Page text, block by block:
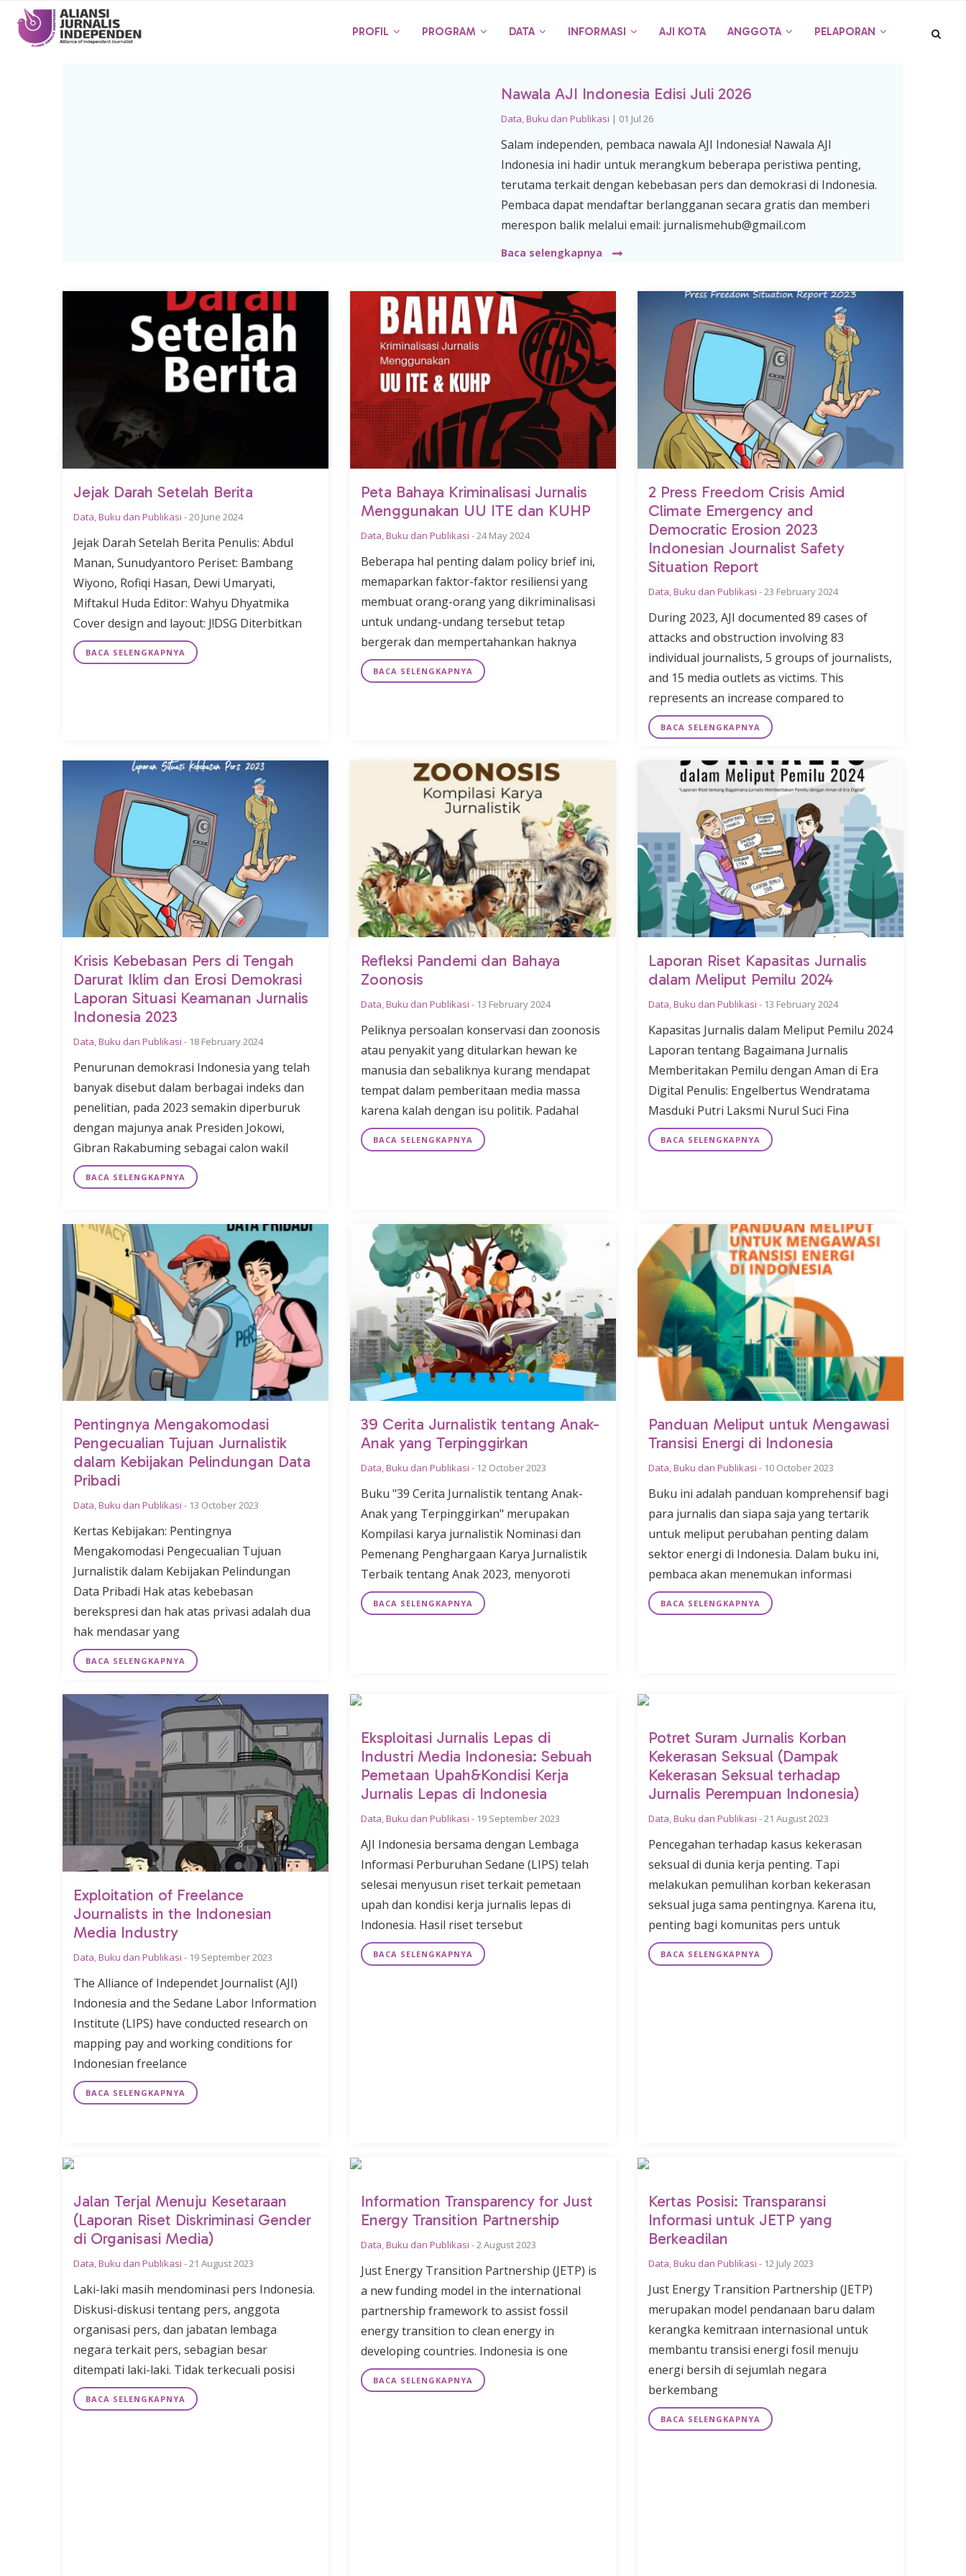
PROFIL PROGRAM DATA INFORMASI AJI KOTA ANGGOTA PELAPORAN
Nawala AJI Indonesia Edisi Juli 2026
Data,Buku dan Publikasi | 01 Jul 26
Salam independen, pembaca nawala AJI Indonesia! Nawala AJI
Indonesia ini hadir untuk merangkum beberapa peristiwa penting,
terutama terkait dengan kebebasan pers dan demokrasi di Indonesia.
Pembaca dapat mendaftar berlangganan secara gratis dan memberi
merespon balik melalui email: jurnalismehub@gmail.com
Baca selengkapnya
Jejak Darah Setelah Berita
Data,Buku dan Publikasi -20 June 2024
Jejak Darah Setelah Berita Penulis: Abdul
Manan, Sunudyantoro Periset: Bambang
Wiyono, Rofiqi Hasan, Dewi Umaryati,
Miftakul Huda Editor: Wahyu Dhyatmika
Cover design and layout: J!DSG Diterbitkan
BACA SELENGKAPNYA
Peta Bahaya Kriminalisasi Jurnalis
Menggunakan UU ITE dan KUHP
Data,Buku dan Publikasi -24 May 2024
Beberapa hal penting dalam policy brief ini,
memaparkan faktor-faktor resiliensi yang
membuat orang-orang yang dikriminalisasi
untuk undang-undang tersebut tetap
bergerak dan mempertahankan haknya
BACA SELENGKAPNYA
2 Press Freedom Crisis Amid
Climate Emergency and
Democratic Erosion 2023
Indonesian Journalist Safety
Situation Report
Data,Buku dan Publikasi -23 February 2024
During 2023, AJI documented 89 cases of
attacks and obstruction involving 83
individual journalists, 5 groups of journalists,
and 15 media outlets as victims. This
represents an increase compared to
BACA SELENGKAPNYA
Krisis Kebebasan Pers di Tengah
Darurat Iklim dan Erosi Demokrasi
Laporan Situasi Keamanan Jurnalis
Indonesia 2023
Data,Buku dan Publikasi - 18 February 2024
Penurunan demokrasi Indonesia yang telah
banyak disebut dalam berbagai indeks dan
penelitian, pada 2023 semakin diperburuk
dengan majunya anak Presiden Jokowi,
Gibran Rakabuming sebagai calon wakil
BACA SELENGKAPNYA
Refleksi Pandemi dan Bahaya
Zoonosis
Data,Buku dan Publikasi - 13 February 2024
Peliknya persoalan konservasi dan zoonosis
atau penyakit yang ditularkan hewan ke
manusia dan sebaliknya kurang mendapat
tempat dalam pemberitaan media massa
karena kalah dengan isu politik. Padahal
BACA SELENGKAPNYA
Laporan Riset Kapasitas Jurnalis
dalam Meliput Pemilu 2024
Data,Buku dan Publikasi - 13 February 2024
Kapasitas Jurnalis dalam Meliput Pemilu 2024
Laporan tentang Bagaimana Jurnalis
Memberitakan Pemilu dengan Aman di Era
Digital Penulis: Engelbertus Wendratama
Masduki Putri Laksmi Nurul Suci Fina
BACA SELENGKAPNYA
Pentingnya Mengakomodasi
Pengecualian Tujuan Jurnalistik
dalam Kebijakan Pelindungan Data
Pribadi
Data,Buku dan Publikasi - 13 October 2023
Kertas Kebijakan: Pentingnya
Mengakomodasi Pengecualian Tujuan
Jurnalistik dalam Kebijakan Pelindungan
Data Pribadi Hak atas kebebasan
berekspresi dan hak atas privasi adalah dua
hak mendasar yang
BACA SELENGKAPNYA
39 Cerita Jurnalistik tentang Anak-
Anak yang Terpinggirkan
Data,Buku dan Publikasi - 12 October 2023
Buku "39 Cerita Jurnalistik tentang Anak-
Anak yang Terpinggirkan" merupakan
Kompilasi karya jurnalistik Nominasi dan
Pemenang Penghargaan Karya Jurnalistik
Terbaik tentang Anak 2023, menyoroti
BACA SELENGKAPNYA
Panduan Meliput untuk Mengawasi
Transisi Energi di Indonesia
Data,Buku dan Publikasi - 10 October 2023
Buku ini adalah panduan komprehensif bagi
para jurnalis dan siapa saja yang tertarik
untuk meliput perubahan penting dalam
sektor energi di Indonesia. Dalam buku ini,
pembaca akan menemukan informasi
BACA SELENGKAPNYA
Exploitation of Freelance
Journalists in the Indonesian
Media Industry
Data,Buku dan Publikasi - 19 September 2023
The Alliance of Independet Journalist (AJI)
Indonesia and the Sedane Labor Information
Institute (LIPS) have conducted research on
mapping pay and working conditions for
Indonesian freelance
BACA SELENGKAPNYA
Eksploitasi Jurnalis Lepas di
Industri Media Indonesia: Sebuah
Pemetaan Upah&Kondisi Kerja
Jurnalis Lepas di Indonesia
Data,Buku dan Publikasi - 19 September 2023
AJI Indonesia bersama dengan Lembaga
Informasi Perburuhan Sedane (LIPS) telah
selesai menyusun riset terkait pemetaan
upah dan kondisi kerja jurnalis lepas di
Indonesia. Hasil riset tersebut
BACA SELENGKAPNYA
Potret Suram Jurnalis Korban
Kekerasan Seksual (Dampak
Kekerasan Seksual terhadap
Jurnalis Perempuan Indonesia)
Data,Buku dan Publikasi -21 August 2023
Pencegahan terhadap kasus kekerasan
seksual di dunia kerja penting. Tapi
melakukan pemulihan korban kekerasan
seksual juga sama pentingnya. Karena itu,
penting bagi komunitas pers untuk
BACA SELENGKAPNYA
Jalan Terjal Menuju Kesetaraan
(Laporan Riset Diskriminasi Gender
di Organisasi Media)
Data,Buku dan Publikasi -21 August 2023
Laki-laki masih mendominasi pers Indonesia.
Diskusi-diskusi tentang pers, anggota
organisasi pers, dan jabatan lembaga
negara terkait pers, sebagian besar
ditempati laki-laki. Tidak terkecuali posisi
BACA SELENGKAPNYA
Information Transparency for Just
Energy Transition Partnership
Data,Buku dan Publikasi -2 August 2023
Just Energy Transition Partnership (JETP) is
a new funding model in the international
partnership framework to assist fossil
energy transition to clean energy in
developing countries. Indonesia is one
BACA SELENGKAPNYA
Kertas Posisi: Transparansi
Informasi untuk JETP yang
Berkeadilan
Data,Buku dan Publikasi - 12 July 2023
Just Energy Transition Partnership (JETP)
merupakan model pendanaan baru dalam
kerangka kemitraan internasional untuk
membantu transisi energi fosil menuju
energi bersih di sejumlah negara
berkembang
BACA SELENGKAPNYA